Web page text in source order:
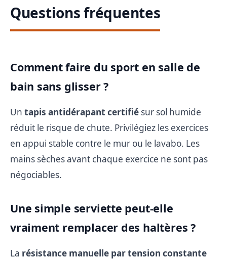
Questions fréquentes
Comment faire du sport en salle de
bain sans glisser ?
Un tapis antidérapant certifié sur sol humide
réduit le risque de chute. Privilégiez les exercices
en appui stable contre le mur ou le lavabo. Les
mains sèches avant chaque exercice ne sont pas
négociables.
Une simple serviette peut-elle
vraiment remplacer des haltères ?
La résistance manuelle par tension constante